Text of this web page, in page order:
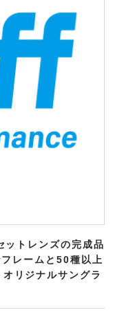
トレンズの完成品
レームと50種以上
リジナルサングラ